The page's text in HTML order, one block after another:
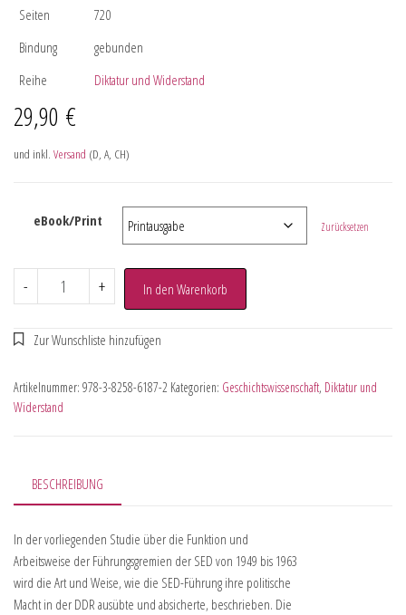
Seiten
720
Bindung
gebunden
Reihe
Diktatur und Widerstand
29,90 €
und inkl. Versand (D, A, CH)
eBook/Print Zurücksetzen
- + In den Warenkorb
Artikelnummer: 978-3-8258-6187-2 Kategorien: Geschichtswissenschaft, Diktatur und
Widerstand
BESCHREIBUNG
In der vorliegenden Studie über die Funktion und
Arbeitsweise der Führungsgremien der SED von 1949 bis 1963
wird die Art und Weise, wie die SED-Führung ihre politische
Macht in der DDR ausübte und absicherte, beschrieben. Die